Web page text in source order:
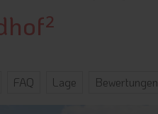
FAQ Lage Bewertungen